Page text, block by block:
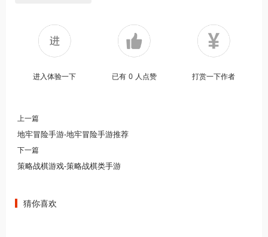
进入体验一下 已有 0 人点赞 打赏一下作者
上一篇
地牢冒险手游-地牢冒险手游推荐
下一篇
策略战棋游戏-策略战棋类手游
猜你喜欢